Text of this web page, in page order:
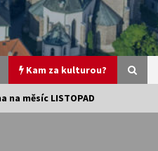
Kam za kulturou?
na měsíc LISTOPAD